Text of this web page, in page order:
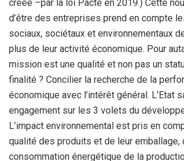
créée –par la loi Pacte en 2019.) Cette
d’être des entreprises prend en compte
sociaux, sociétaux et environnementaux
plus de leur activité économique. Pour
mission est une qualité et non pas un
finalité ? Concilier la recherche de la
économique avec l’intérêt général. L’Etat
engagement sur les 3 volets du
L’impact environnemental est pris en
qualité des produits et de leur emballage,
consommation énergétique de la